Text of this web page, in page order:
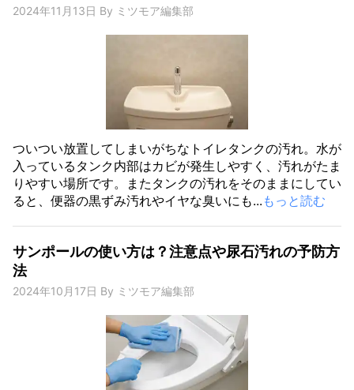
2024年11月13日 By ミツモア編集部
ついつい放置してしまいがちなトイレタンクの汚れ。水が
入っているタンク内部はカビが発生しやすく、汚れがたま
りやすい場所です。またタンクの汚れをそのままにしてい
ると、便器の黒ずみ汚れやイヤな臭いにも... もっと読む
サンポールの使い方は？注意点や尿石汚れの予防方
法
2024年10月17日 By ミツモア編集部